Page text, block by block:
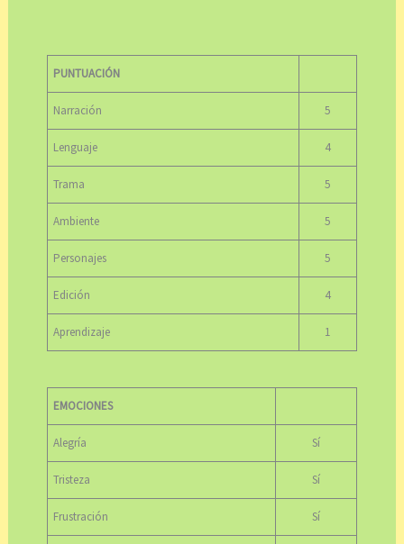
PUNTUACIÓN
Narración 5
Lenguaje 4
Trama 5
Ambiente 5
Personajes 5
Edición 4
Aprendizaje 1
EMOCIONES
Alegría Sí
Tristeza Sí
Frustración Sí